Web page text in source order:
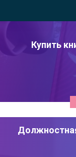
Купить